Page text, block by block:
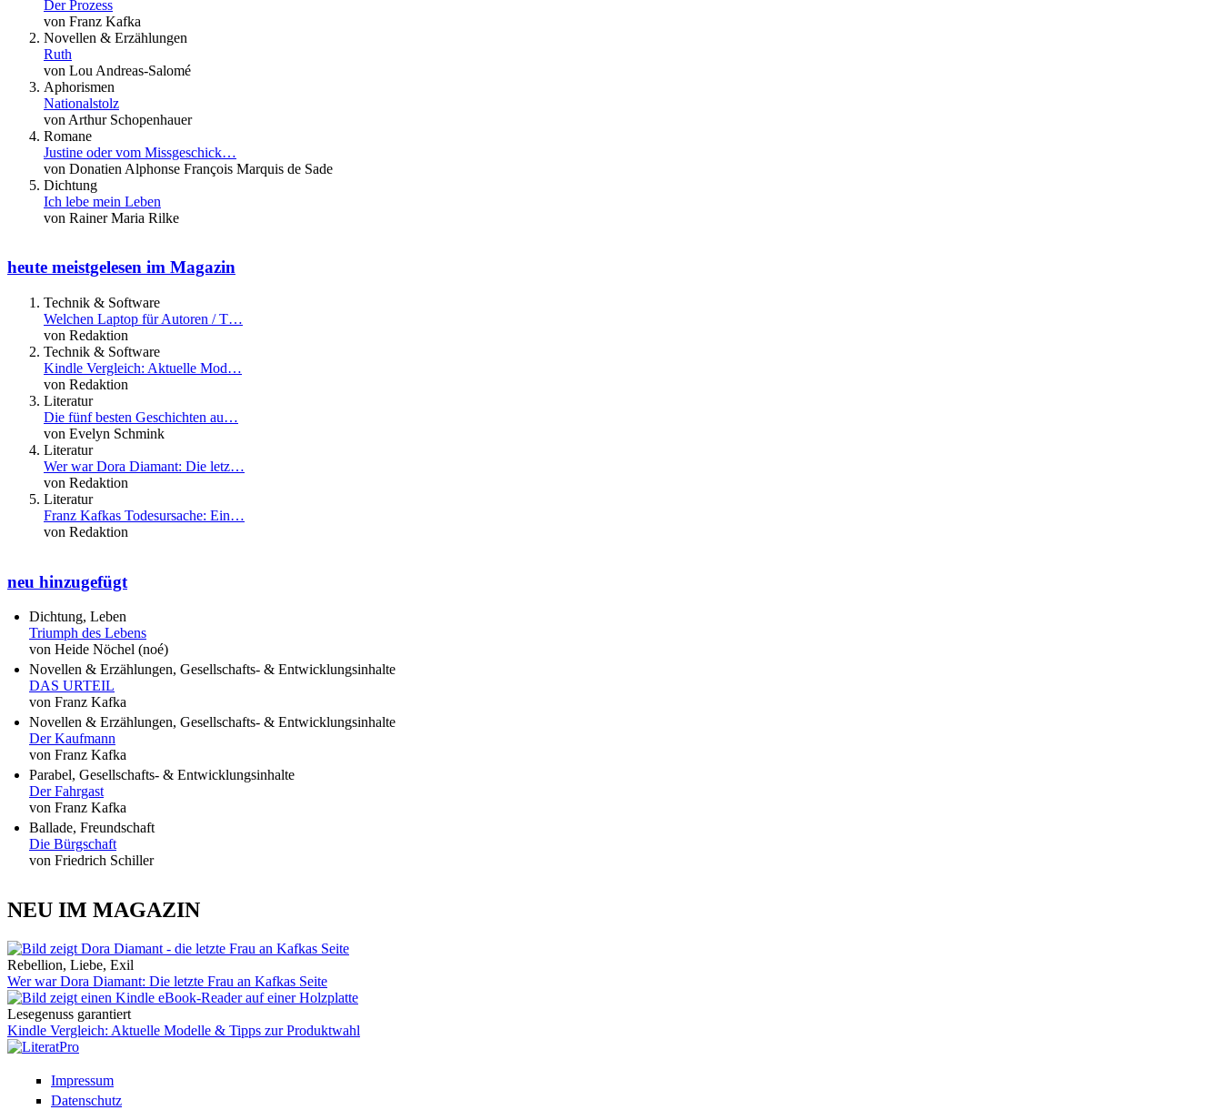
Der Prozess
von Franz Kafka
Novellen & Erzählungen
Ruth
von Lou Andreas-Salomé
Aphorismen
Nationalstolz
von Arthur Schopenhauer
Romane
Justine oder vom Missgeschick…
von Donatien Alphonse François Marquis de Sade
Dichtung
Ich lebe mein Leben
von Rainer Maria Rilke
heute meistgelesen im Magazin
Technik & Software
Welchen Laptop für Autoren / T…
von Redaktion
Technik & Software
Kindle Vergleich: Aktuelle Mod…
von Redaktion
Literatur
Die fünf besten Geschichten au…
von Evelyn Schmink
Literatur
Wer war Dora Diamant: Die letz…
von Redaktion
Literatur
Franz Kafkas Todesursache: Ein…
von Redaktion
neu hinzugefügt
Dichtung, Leben
Triumph des Lebens
von Heide Nöchel (noé)
Novellen & Erzählungen, Gesellschafts- & Entwicklungsinhalte
DAS URTEIL
von Franz Kafka
Novellen & Erzählungen, Gesellschafts- & Entwicklungsinhalte
Der Kaufmann
von Franz Kafka
Parabel, Gesellschafts- & Entwicklungsinhalte
Der Fahrgast
von Franz Kafka
Ballade, Freundschaft
Die Bürgschaft
von Friedrich Schiller
NEU IM MAGAZIN
Rebellion, Liebe, Exil
Wer war Dora Diamant: Die letzte Frau an Kafkas Seite
Lesegenuss garantiert
Kindle Vergleich: Aktuelle Modelle & Tipps zur Produktwahl
Impressum
Datenschutz